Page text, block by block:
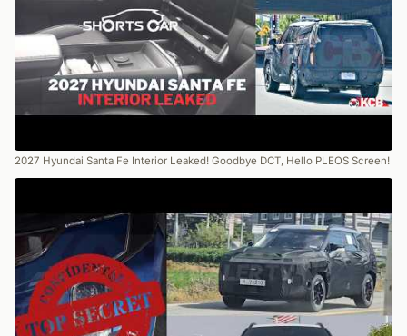
2027 Hyundai Santa Fe Interior Leaked! Goodbye DCT, Hello PLEOS Screen!